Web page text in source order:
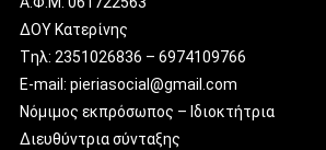
ΔΟΥ Κατερίνης
Tηλ: 2351026836 – 6974109766
E-mail: pieriasocial@gmail.com
Νόμιμος εκπρόσωπος – Ιδιοκτήτρια
Διευθύντρια σύνταξης